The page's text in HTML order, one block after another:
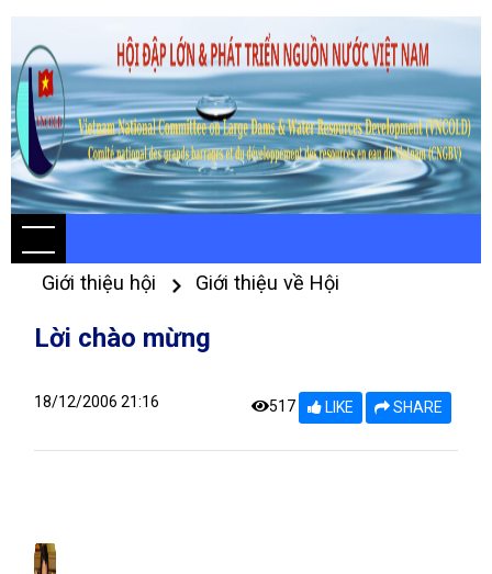
Giới thiệu hội Giới thiệu về Hội
Lời chào mừng
18/12/2006 21:16 517 LIKE SHARE